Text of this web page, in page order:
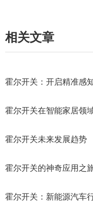
相关文章
霍尔开关：开启精准感
霍尔开关在智能家居领
霍尔开关未来发展趋势
霍尔开关的神奇应用之
霍尔开关：新能源汽车